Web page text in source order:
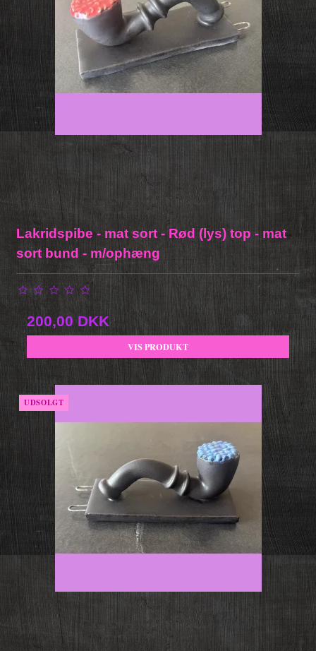
Lakridspibe - mat sort - Rød (lys) top - mat
sort bund - m/ophæng
200,00 DKK
VIS PRODUKT
UDSOLGT